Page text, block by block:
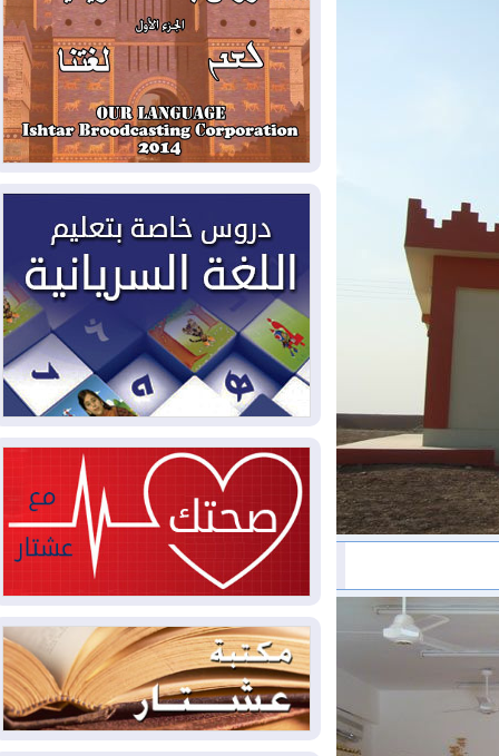
2026-08-05
حرائق فرنسا.. توقيف 402
شخص بينهم 156 قاصرا منذ بداية موسم
الحرائق
2026-08-04سومو: إنتاج النفط في إقليم
كوردستان انخفض إلى أقل من 10%
ملفات حقبة الكاظمي تعود إلى
الواجهة.. أنباء عن مراجعات قضائية
وتحقيقات أوسع في قضايا فساد
2026-08-04بيترو يشكو تزوير الانتخابات
الرئاسية ويحذر من "حرب أهلية" في
كولومبيا
2026-08-03رئيس إقليم كوردستان في
2026-08-03
العراق يؤكد مجدداً التزامه
بمنع الهجمات على الدول المجاورة
2026-08-03
العجز والاقتراض يطوقان
المالية العراقية.. اقتراض يتجاوز 3 تريليونات
دينار!
2026-08-03كوبا تغرق في الظلام مجددا
وانهيار الشبكة الكهربائية
2026-08-03
أوامر بإجلاء 60 ألف شخص